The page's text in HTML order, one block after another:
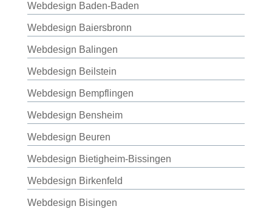
Webdesign Baden-Baden
Webdesign Baiersbronn
Webdesign Balingen
Webdesign Beilstein
Webdesign Bempflingen
Webdesign Bensheim
Webdesign Beuren
Webdesign Bietigheim-Bissingen
Webdesign Birkenfeld
Webdesign Bisingen